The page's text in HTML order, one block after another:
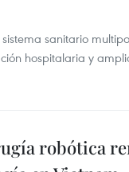
sanitario
hospitalaria y
robótica